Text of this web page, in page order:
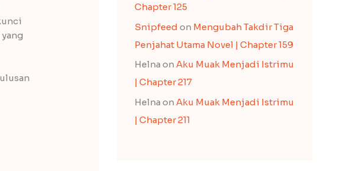
Chapter 125
Snipfeed on Mengubah Takdir Tiga
Penjahat Utama Novel | Chapter 159
Helna on Aku Muak Menjadi Istrimu
| Chapter 217
Helna on Aku Muak Menjadi Istrimu
| Chapter 211